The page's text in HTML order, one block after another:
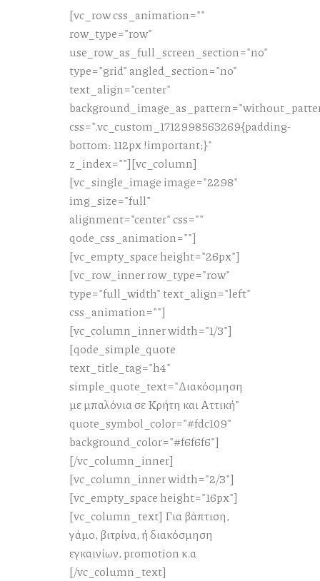
[vc_row css_animation=""
row_type="row"
use_row_as_full_screen_section="no"
type="grid" angled_section="no"
text_align="center"
css=".vc_custom_1712998563269{padding-
bottom: 112px !important;}"
z_index=""][vc_column]
[vc_single_image image="2298"
img_size="full"
alignment="center" css=""
qode_css_animation=""]
[vc_empty_space height="26px"]
[vc_row_inner row_type="row"
type="full_width" text_align="left"
css_animation=""]
[vc_column_inner width="1/3"]
[qode_simple_quote
text_title_tag="h4"
simple_quote_text="Διακόσμηση
με μπαλόνια σε Κρήτη και Αττική"
quote_symbol_color="#fdc109"
background_color="#f6f6f6"]
[/vc_column_inner]
[vc_column_inner width="2/3"]
[vc_empty_space height="16px"]
[vc_column_text] Για βάπτιση,
γάμο, βιτρίνα, ή διακόσμηση
εγκαινίων, promotion κ.α
[/vc_column_text]